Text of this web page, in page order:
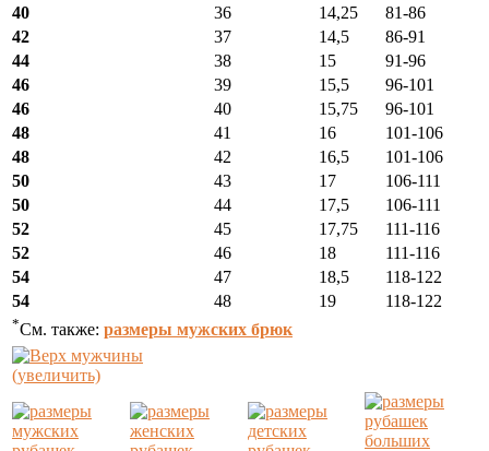
40
36 14,25
81-86
42
37 14,5
86-91
44
38 15
91-96
46
39 15,5
96-101
46
40 15,75
96-101
48
41 16
101-106
48
42 16,5
101-106
50
43 17
106-111
50
44 17,5
106-111
52
45 17,75
111-116
52
46 18
111-116
54
47 18,5
118-122
54
48 19 118-122
*См. также: размеры мужских брюк
(увеличить)